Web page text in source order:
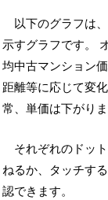
以下のグラフは
示すグラフです。
均中古マンション
距離等に応じて変
常、単価は下がりま
それぞれのドッ
ねるか、タッチす
認できます。